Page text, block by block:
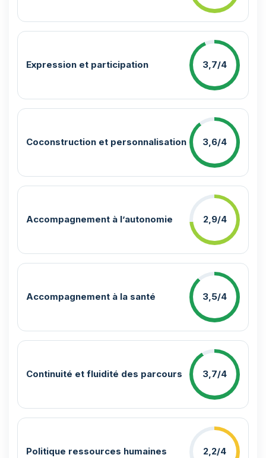
Expression et participation 3,7/4
Coconstruction et personnalisation 3,6/4
Accompagnement à l’autonomie 2,9/4
Accompagnement à la santé 3,5/4
Continuité et fluidité des parcours 3,7/4
Politique ressources humaines 2,2/4